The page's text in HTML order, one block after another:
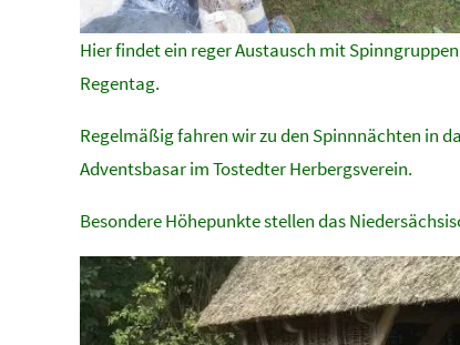
Hier findet ein reger Austausch mit
Regentag.
Regelmäßig fahren wir zu den Spinnnächten in
Adventsbasar im Tostedter Herbergsverein.
Besondere Höhepunkte stellen das